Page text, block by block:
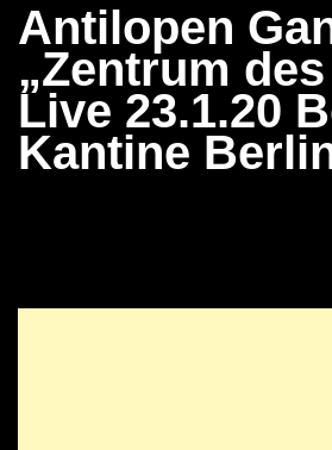
Antilopen
„Zentrum
Live 23.1.20
Kantine